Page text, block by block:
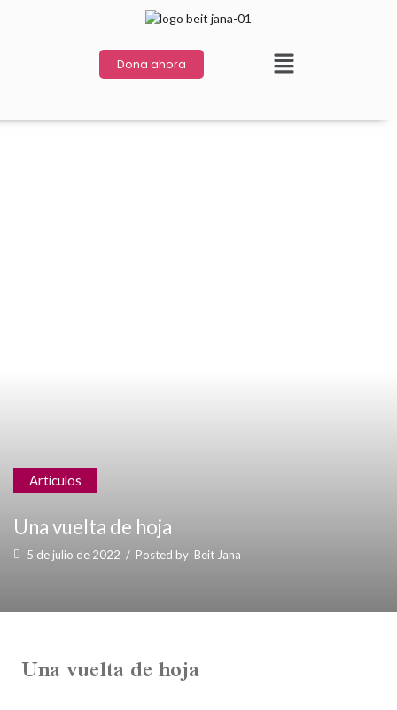
Dona ahora
Articulos
Una vuelta de hoja
5 de julio de 2022 / Posted by Beit Jana
Una vuelta de hoja